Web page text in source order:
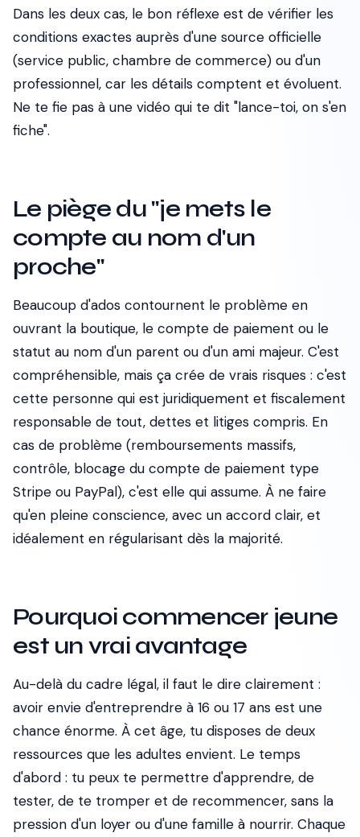
Dans les deux cas, le bon réflexe est de vérifier les
conditions exactes auprès d'une source officielle
(service public, chambre de commerce) ou d'un
professionnel, car les détails comptent et évoluent.
Ne te fie pas à une vidéo qui te dit "lance-toi, on s'en
fiche".
Le piège du "je mets le
compte au nom d'un
proche"
Beaucoup d'ados contournent le problème en
ouvrant la boutique, le compte de paiement ou le
statut au nom d'un parent ou d'un ami majeur. C'est
compréhensible, mais ça crée de vrais risques : c'est
cette personne qui est juridiquement et fiscalement
responsable de tout, dettes et litiges compris. En
cas de problème (remboursements massifs,
contrôle, blocage du compte de paiement type
Stripe ou PayPal), c'est elle qui assume. À ne faire
qu'en pleine conscience, avec un accord clair, et
idéalement en régularisant dès la majorité.
Pourquoi commencer jeune
est un vrai avantage
Au-delà du cadre légal, il faut le dire clairement :
avoir envie d'entreprendre à 16 ou 17 ans est une
chance énorme. À cet âge, tu disposes de deux
ressources que les adultes envient. Le temps
d'abord : tu peux te permettre d'apprendre, de
tester, de te tromper et de recommencer, sans la
pression d'un loyer ou d'une famille à nourrir. Chaque